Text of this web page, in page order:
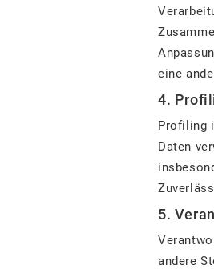
eine
4.
Profiling
Daten
5.
andere